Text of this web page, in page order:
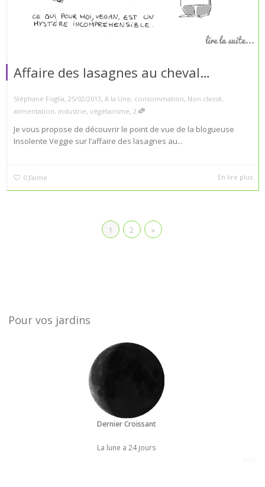
Affaire des lasagnes au cheval…
Stéphane Foglia, 25/02/2013, A la Une, consommation, Non classé,
alimentation, industrie, végétarisme, 2
Je vous propose de découvrir le point de vue de la blogueuse
Insolente Veggie sur l’affaire des lasagnes au...
0 J’aime En lire plus
1 2 »
Pour vos jardins
Dernier Croissant
La lune a 24 jours